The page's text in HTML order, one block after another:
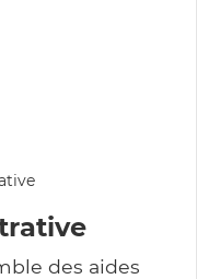
des aides